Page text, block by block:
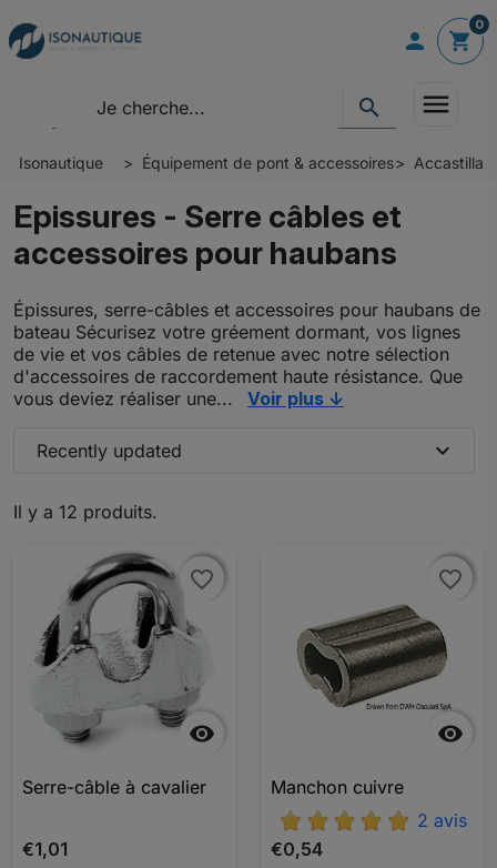
 shopping_cart
0
search menu
Isonautique Équipement de pont & accessoires
Epissures - Serre câbles et
accessoires pour haubans
Épissures, serre-câbles et accessoires pour haubans de
bateau Sécurisez votre gréement dormant, vos lignes
de vie et vos câbles de retenue avec notre sélection
d'accessoires de raccordement haute résistance. Que
vous deviez réaliser une...
Voir plus ↓
Il y a 12 produits.
Recently updated expand_more

favorite_border
favorite_border
Serre-câble à cavalier
€1,01

favorite_border
favorite_border
Manchon cuivre
2 avis
€0,54